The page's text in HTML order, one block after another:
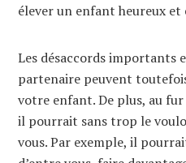
élever un enfant heureux et
Les désaccords importants
partenaire peuvent
votre enfant. De plus, au
il pourrait sans trop le
vous. Par exemple, il